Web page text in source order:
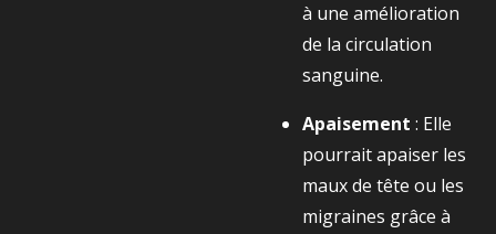
à une amélioration
de la circulation
sanguine.
Apaisement : Elle
pourrait apaiser les
maux de tête ou les
migraines grâce à